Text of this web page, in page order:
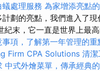
處理服務 為家增添亮點
劃的亮點，我們進入了
紀末，它一直是世界上最
事項，了解第一年管理的重
Firm CPA Solutions 清潔
中式外燴菜單，傳承經典